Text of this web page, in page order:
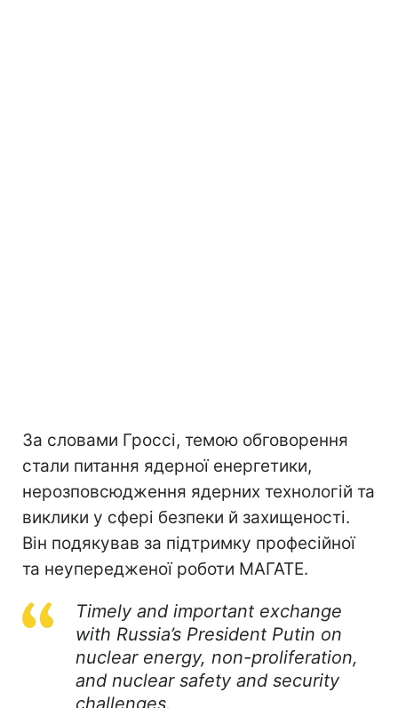
За словами Гроссі, темою обговорення
стали питання ядерної енергетики,
нерозповсюдження ядерних технологій та
виклики у сфері безпеки й захищеності.
Він подякував за підтримку професійної
та неупередженої роботи МАГАТЕ.
Timely and important exchange
with Russia’s President Putin on
nuclear energy, non-proliferation,
and nuclear safety and security